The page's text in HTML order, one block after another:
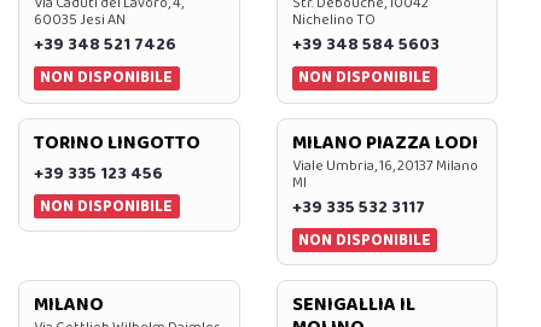
60035 Jesi AN
+39 348 521 7426
NON DISPONIBILE
Nichelino TO
+39 348 584 5603
NON DISPONIBILE
TORINO LINGOTTO
+39 335 123 456
NON DISPONIBILE
MILANO PIAZZA LODI
Viale Umbria, 16, 20137 Milano
MI
+39 335 532 3117
NON DISPONIBILE
MILANO SENIGALLIA IL